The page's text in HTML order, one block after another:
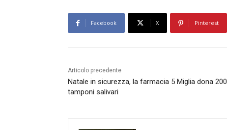
Facebook X Pinterest
Articolo precedente
Natale in sicurezza, la farmacia 5 Miglia dona 200
tamponi salivari